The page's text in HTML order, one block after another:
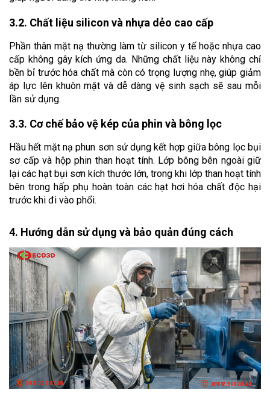
3.2. Chất liệu silicon và nhựa dẻo cao cấp
Phần thân mặt nạ thường làm từ silicon y tế hoặc nhựa cao
cấp không gây kích ứng da. Những chất liệu này không chỉ
bền bỉ trước hóa chất mà còn có trọng lượng nhẹ, giúp giảm
áp lực lên khuôn mặt và dễ dàng vệ sinh sạch sẽ sau mỗi
lần sử dụng.
3.3. Cơ chế bảo vệ kép của phin và bông lọc
Hầu hết mặt nạ phun sơn sử dụng kết hợp giữa bông lọc bụi
sơ cấp và hộp phin than hoạt tính. Lớp bông bên ngoài giữ
lại các hạt bụi sơn kích thước lớn, trong khi lớp than hoạt tính
bên trong hấp phụ hoàn toàn các hạt hơi hóa chất độc hại
trước khi đi vào phổi.
4. Hướng dẫn sử dụng và bảo quản đúng cách